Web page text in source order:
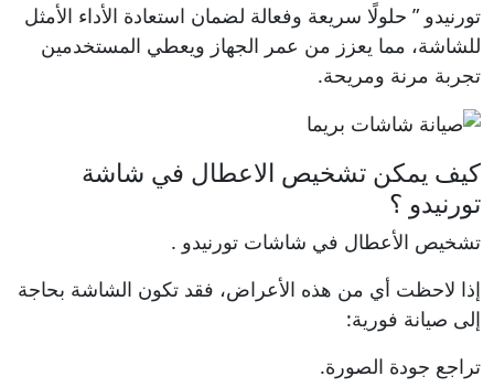
تورنيدو ” حلولًا سريعة وفعالة لضمان استعادة الأداء الأمثل
للشاشة، مما يعزز من عمر الجهاز ويعطي المستخدمين
تجربة مرنة ومريحة.
كيف يمكن تشخيص الاعطال في شاشة
تورنيدو ؟
تشخيص الأعطال في شاشات تورنيدو .
إذا لاحظت أي من هذه الأعراض، فقد تكون الشاشة بحاجة
إلى صيانة فورية:
تراجع جودة الصورة.